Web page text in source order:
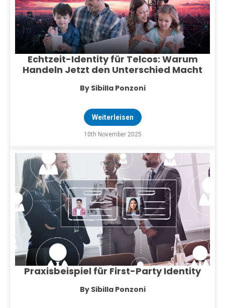
Echtzeit-Identity für Telcos: Warum
Handeln Jetzt den Unterschied Macht
By Sibilla Ponzoni
Weiterleisen
10th November 2025
Praxisbeispiel für First-Party Identity
By Sibilla Ponzoni